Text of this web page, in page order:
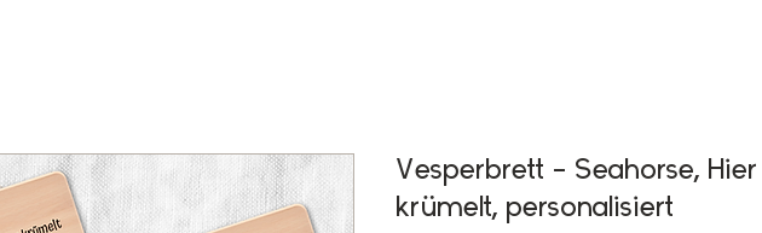
Vesperbrett - Seahorse, Hier
krümelt, personalisiert